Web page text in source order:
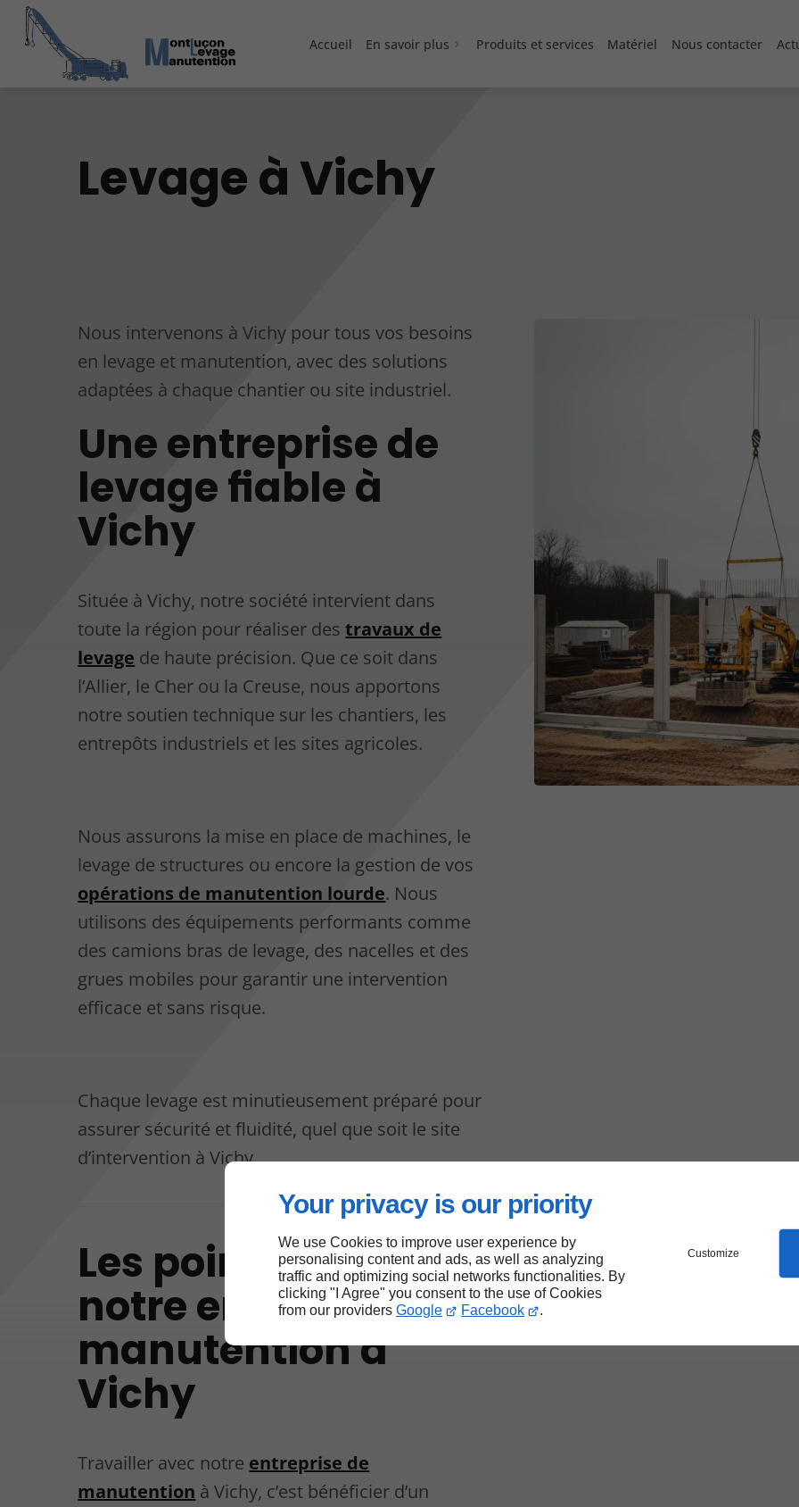
Your privacy is our priority
We use Cookies to improve user experience by
personalising content and ads, as well as analyzing
traffic and optimizing social networks functionalities. By
clicking "I Agree" you consent to the use of Cookies
from our providers Google Facebook .
Customize
Accueil En savoir plus Produits et services Matériel Nous contacter
Levage à Vichy
Nous intervenons à Vichy pour tous vos besoins
en levage et manutention, avec des solutions
adaptées à chaque chantier ou site industriel.
Une entreprise de
levage fiable à
Vichy
Située à Vichy, notre société intervient dans
toute la région pour réaliser des travaux de
levage de haute précision. Que ce soit dans
l’Allier, le Cher ou la Creuse, nous apportons
notre soutien technique sur les chantiers, les
entrepôts industriels et les sites agricoles.
Nous assurons la mise en place de machines, le
levage de structures ou encore la gestion de vos
opérations de manutention lourde. Nous
utilisons des équipements performants comme
des camions bras de levage, des nacelles et des
grues mobiles pour garantir une intervention
efficace et sans risque.
Chaque levage est minutieusement préparé pour
assurer sécurité et fluidité, quel que soit le site
d’intervention à Vichy.
Les points forts de
notre entreprise de
manutention à
Vichy
Travailler avec notre entreprise de
manutention à Vichy, c’est bénéficier d’un